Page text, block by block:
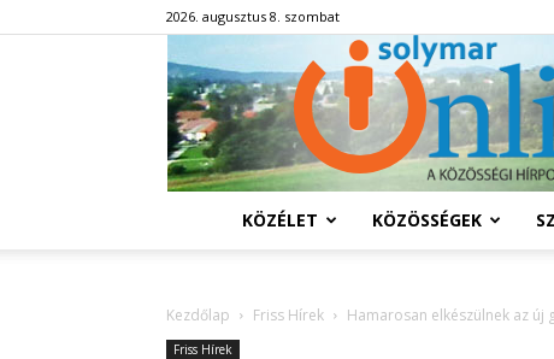
2026. augusztus 8. szombat
KÖZÉLET KÖZÖSSÉGEK
Kezdőlap Friss Hírek Hamarosan elkészülnek az új
Friss Hírek